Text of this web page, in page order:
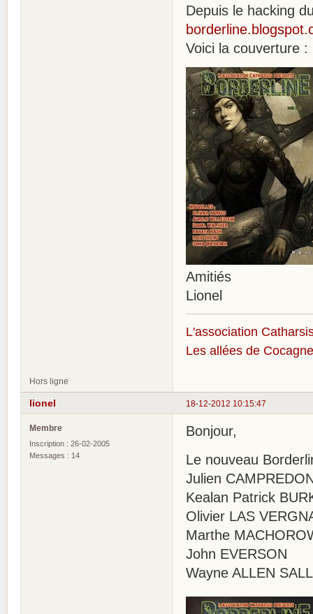
Depuis le hacking
Voici la couverture :
Amitiés
Lionel
L'association
Les allées de
Hors ligne
18-12-2012 10:15:47
lionel
Membre
Inscription : 26-02-2005
Messages : 14
Bonjour,
Le nouveau
Julien
Kealan Patrick
Olivier LAS
Marthe
John EVERSON
Wayne ALLEN